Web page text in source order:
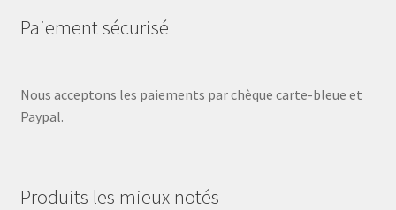
Paiement sécurisé
Nous acceptons les paiements par chèque carte-bleue et
Paypal.
Produits les mieux notés